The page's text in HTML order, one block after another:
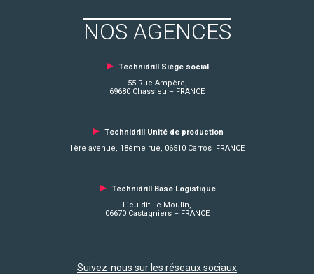
NOS AGENCES
► Technidrill Siège social
55 Rue Ampère,
69680 Chassieu – FRANCE
► Technidrill Unité de production
1ère avenue, 18ème rue, 06510 Carros FRANCE
► Technidrill Base Logistique
Lieu-dit Le Moulin,
06670 Castagniers – FRANCE
Suivez-nous sur les réseaux sociaux